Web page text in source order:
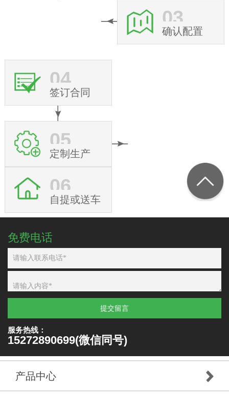
03
确认配置
04
签订合同
05
定制生产
06
自提或送车
免费电话
提交留言
服务热线：
15272890699(微信同号)
产品中心